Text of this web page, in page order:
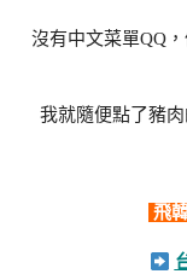
沒有中文菜單QQ
我就隨便點了豬
飛